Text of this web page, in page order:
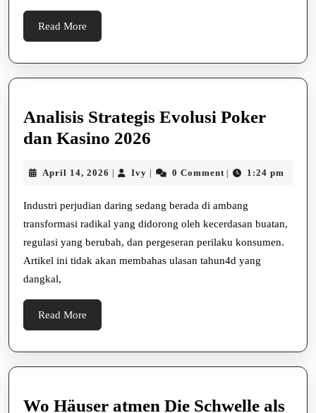
Read More
More
Analisis Strategis Evolusi Poker
dan Kasino 2026
Evolusi
Poker
dan
Kasino
2026
April 14, 2026 April
| Ivy Ivy
| 0 Comment | 1:24 pm
Industri perjudian daring sedang berada di ambang
transformasi radikal yang didorong oleh kecerdasan buatan,
regulasi yang berubah, dan pergeseran perilaku konsumen.
Artikel ini tidak akan membahas ulasan tahun4d yang
dangkal,
Read More
More
Wo Häuser atmen Die Schwelle als